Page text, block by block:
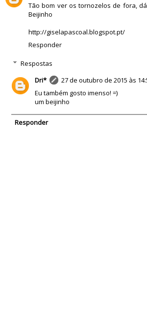
Tão bom ver os tornozelos de fora,
Beijinho
http://giselapascoal.blogspot.pt/
Responder
Respostas
Dri*
27 de outubro de 2015 às
Eu também gosto imenso! =)
um beijinho
Responder